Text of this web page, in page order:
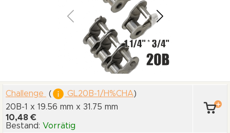
Challenge ( GL20B-1/H%CHA)
20B-1 x 19.56 mm x 31.75 mm
10,48 €
Bestand: Vorrätig